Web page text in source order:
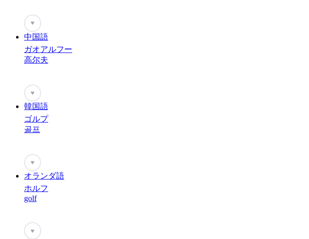
♥
中国語
ガオアルフー
高尔夫
♥
韓国語
ゴルプ
골프
♥
オランダ語
ホルフ
golf
♥